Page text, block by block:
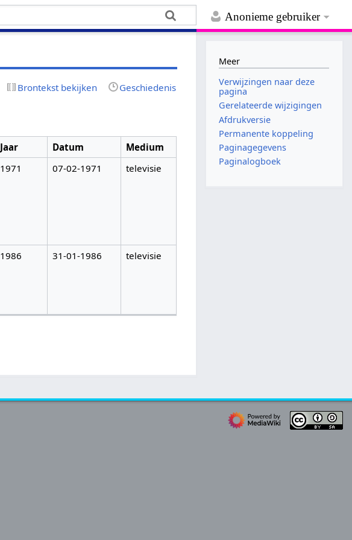
Anonieme gebruiker
Brontekst bekijken Geschiedenis
Jaar Datum
Medium
1971 07-02-1971 televisie
1986 31-01-1986 televisie
Meer
Verwijzingen naar deze
pagina
Gerelateerde wijzigingen
Afdrukversie
Permanente koppeling
Paginagegevens
Paginalogboek